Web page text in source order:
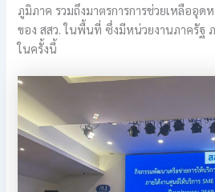
ภูมิภาค รวมถึงมาตรการการช่วยเหลืออุด
ของ สสว. ในพื้นที่ ซึ่งมีหน่วยงานภาครัฐ ภ
ในครั้งนี้